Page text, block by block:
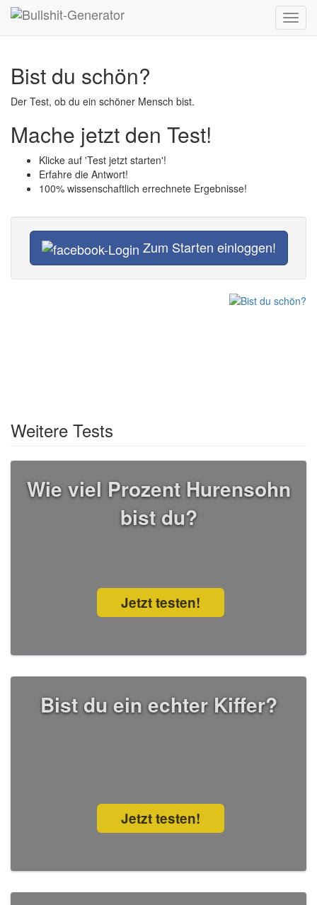
Bist du schön?
Der Test, ob du ein schöner Mensch bist.
Mache jetzt den Test!
Klicke auf 'Test jetzt starten'!
Erfahre die Antwort!
100% wissenschaftlich errechnete Ergebnisse!
Zum Starten einloggen!
Weitere Tests
Wie viel Prozent Hurensohn
bist du?
Jetzt testen!
Bist du ein echter Kiffer?
Jetzt testen!